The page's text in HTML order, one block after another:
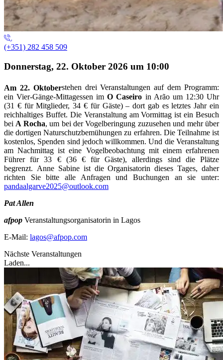
(+351) 282 458 509
Donnerstag, 22. Oktober 2026 um 10:00
Am 22. Oktoberstehen drei Veranstaltungen auf dem Programm:
ein Vier-Gänge-Mittagessen imO Caseiro in Arão um 12:30 Uhr
(31 € für Mitglieder, 34 € für Gäste) – dort gab es letztes Jahr ein
reichhaltiges Buffet. Die Veranstaltung am Vormittag ist ein Besuch
bei A Rocha, um bei der Vogelberingung zuzusehen und mehr über
die dortigen Naturschutzbemühungen zu erfahren. Die Teilnahme ist
kostenlos, Spenden sind jedoch willkommen. Und die Veranstaltung
am Nachmittag ist eine Vogelbeobachtung mit einem erfahrenen
Führer für 33 € (36 € für Gäste), allerdings sind die Plätze
begrenzt. Anne Sabine ist die Organisatorin dieses Tages, daher
richten Sie bitte alle Anfragen und Buchungen an sie unter:
pandaalgarve2025@outlook.com
Pat Allen
afpop Veranstaltungsorganisatorin in Lagos
E-Mail: lagos@afpop.com
Nächste Veranstaltungen
Laden...